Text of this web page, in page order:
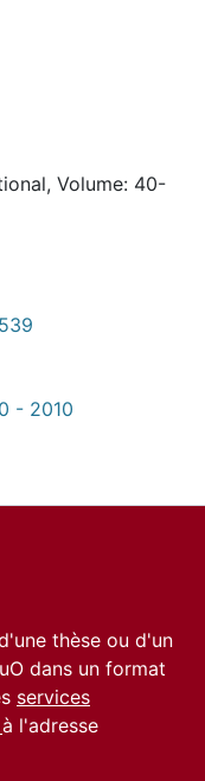
Volume: 40-
- 2010
thèse ou d'un
dans un format
services
à l'adresse